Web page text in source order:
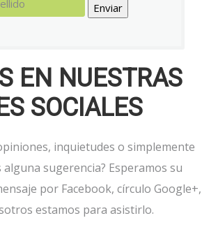
Enviar
EN NUESTRAS
SOCIALES
inquietudes o simplemente
alguna sugerencia? Esperamos su
por Facebook, círculo Google+,
estamos para asistirlo.